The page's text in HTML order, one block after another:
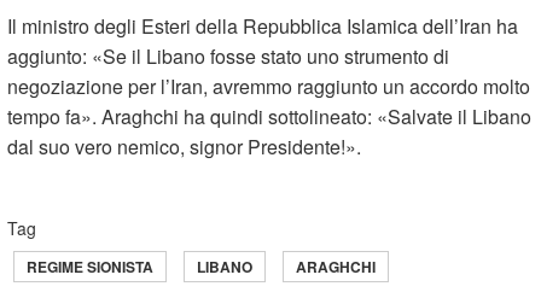
Il ministro degli Esteri della Repubblica Islamica dell’Iran ha
aggiunto: «Se il Libano fosse stato uno strumento di
negoziazione per l’Iran, avremmo raggiunto un accordo molto
tempo fa». Araghchi ha quindi sottolineato: «Salvate il Libano
dal suo vero nemico, signor Presidente!».
Tag
REGIME SIONISTA LIBANO ARAGHCHI